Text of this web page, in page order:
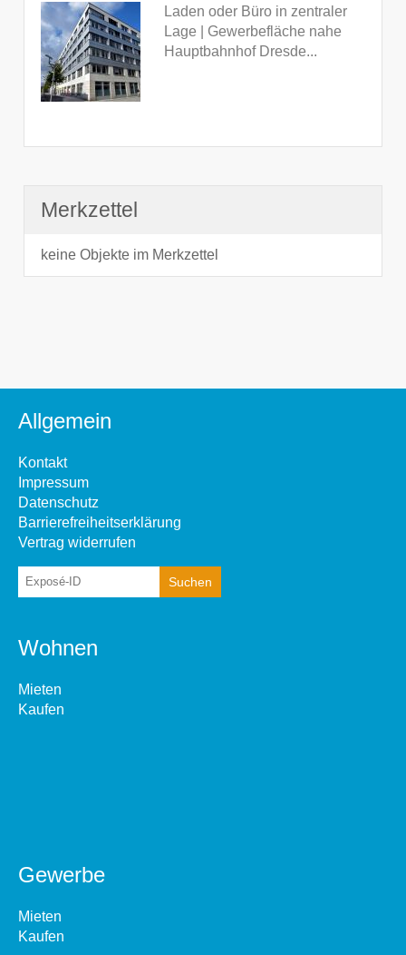
Laden oder Büro in zentraler
Lage | Gewerbefläche nahe
Hauptbahnhof Dresde...
Merkzettel
keine Objekte im Merkzettel
Allgemein
Kontakt
Impressum
Datenschutz
Barrierefreiheitserklärung
Vertrag widerrufen
Wohnen
Mieten
Kaufen
Gewerbe
Mieten
Kaufen